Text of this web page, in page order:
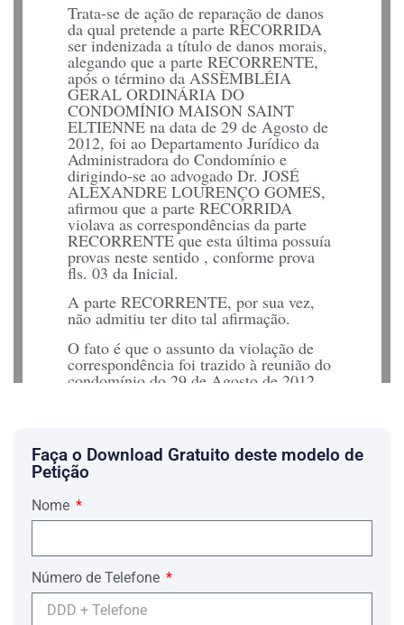
Trata-se de ação de reparação de danos
da qual pretende a parte RECORRIDA
ser indenizada a título de danos morais,
alegando que a parte RECORRENTE,
após o término da ASSÈMBLÉIA
GERAL ORDINÁRIA DO
CONDOMÍNIO MAISON SAINT
ELTIENNE na data de 29 de Agosto de
2012, foi ao Departamento Jurídico da
Administradora do Condomínio e
dirigindo-se ao advogado Dr. JOSÉ
ALEXANDRE LOURENÇO GOMES,
afirmou que a parte RECORRIDA
violava as correspondências da parte
RECORRENTE que esta última possuía
provas neste sentido , conforme prova
fls. 03 da Inicial.
A parte RECORRENTE, por sua vez,
não admitiu ter dito tal afirmação.
O fato é que o assunto da violação de
correspondência foi trazido à reunião do
condomínio do 29 de Agosto de 2012,
tal documento juntado pela própria.
Ademais, durante o depoimento do SR.
GOMES, disse o seguinte: que não
estava presente na assembléia realizada
funcionário da administradora chamado
CLÁUDIO HENRIQUE informou ao
depoente que em tal assembléia a parte
RÉ ofendeu a parte AUTORA.
Acrescenta ainda em seu depoimento,
Faça o Download Gratuito deste modelo de
Petição
Nome
Número de Telefone